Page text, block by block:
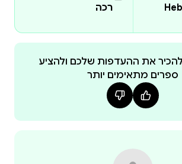
רכה
להכיר את ההעדפות שלכם ולהציע
ספרים מתאימים יותר